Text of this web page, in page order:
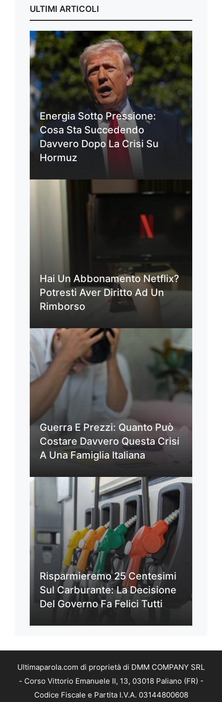
ULTIMI ARTICOLI
Energia Sotto Pressione:
Cosa Sta Succedendo
Davvero Dopo La Crisi Su
Hormuz
Hai Un Abbonamento Netflix?
Potresti Aver Diritto Ad Un
Rimborso
Guerra E Prezzi: Quanto Può
Costare Davvero Questa Crisi
A Una Famiglia Italiana
Risparmieremo 25 Centesimi
Sul Carburante: La Decisione
Del Governo Fa Felici Tutti
Ultimaparola.com di proprietà di DMM COMPANY SRL
- Corso Vittorio Emanuele II, 13, 03018 Paliano (FR) -
Codice Fiscale e Partita I.V.A. 03144800608